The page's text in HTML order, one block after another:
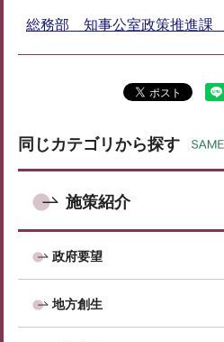
総務部 知事公室政策推進課
同じカテゴリから探す
施策紹介
政府要望
地方創生